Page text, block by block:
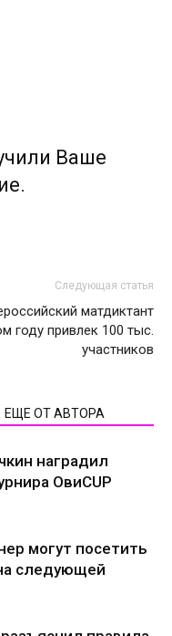
Ваше
Следующая статья
матдиктант
году привлек 100 тыс.
участников
ЕЩЕ ОТ АВТОРА
наградил
ОвиCUP
могут посетить
следующей